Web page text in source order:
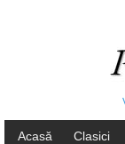
Acasă Clasici